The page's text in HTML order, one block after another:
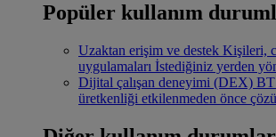
Popüler kullanım
Uzaktan erişim ve destek Kişileri,
uygulamaları İstediğiniz yerden
Dijital çalışan deneyimi (DEX) BT
üretkenliği etkilenmeden önce